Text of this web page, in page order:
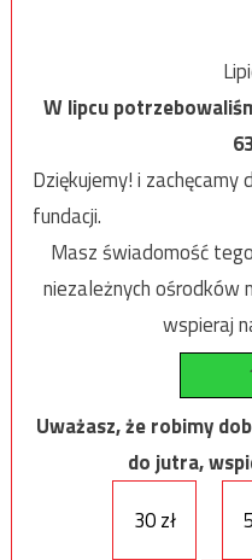
W lipcu
Dziękujemy! i
fundacji.
Masz świadomość
niezależnych ośrodków
wspieraj
Uważasz, że robimy
do jutra,
30 zł